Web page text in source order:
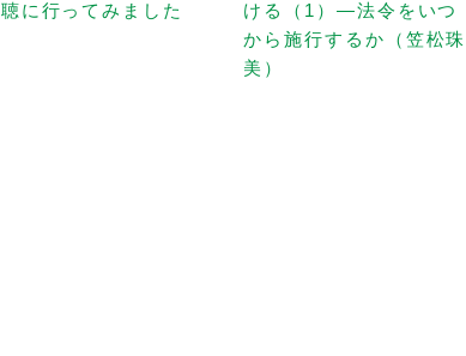
聴に行ってみました
ける（1）—法令をいつ
から施行するか（笠松珠
美）